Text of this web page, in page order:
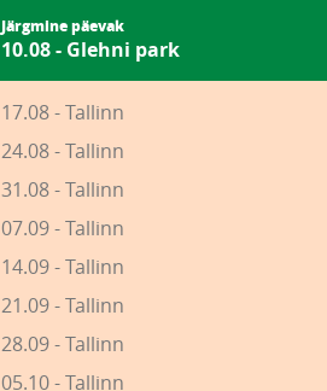
Järgmine päevak
10.08 - Glehni park
17.08 - Tallinn
24.08 - Tallinn
31.08 - Tallinn
07.09 - Tallinn
14.09 - Tallinn
21.09 - Tallinn
28.09 - Tallinn
05.10 - Tallinn